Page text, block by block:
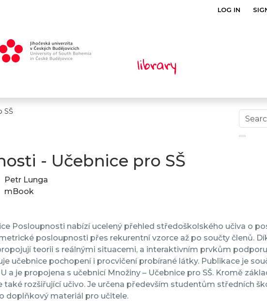
LOG IN
SŠ
- Učebnice pro SŠ
Petr Lunga
mBook
Posloupnosti nabízí ucelený přehled středoškolského učiva o
posloupnosti přes rekurentní vzorce až po součty členů.
teorii s reálnými situacemi, a interaktivním prvkům
učebnice pochopení i procvičení probírané látky. Publikace je
a je propojena s učebnicí Množiny – Učebnice pro SŠ. Kromě
také rozšiřující učivo. Je určena především studentům středních
doplňkový materiál pro učitele.